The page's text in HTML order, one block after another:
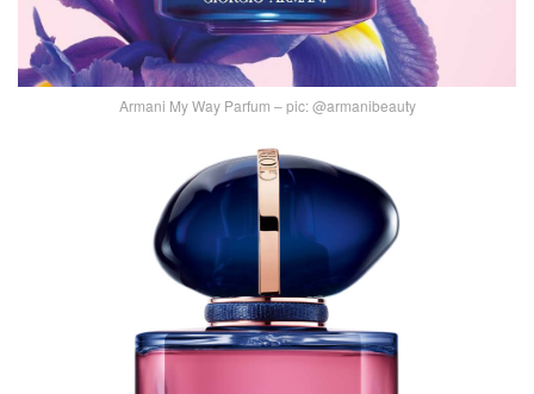
Armani My Way Parfum – pic: @armanibeauty